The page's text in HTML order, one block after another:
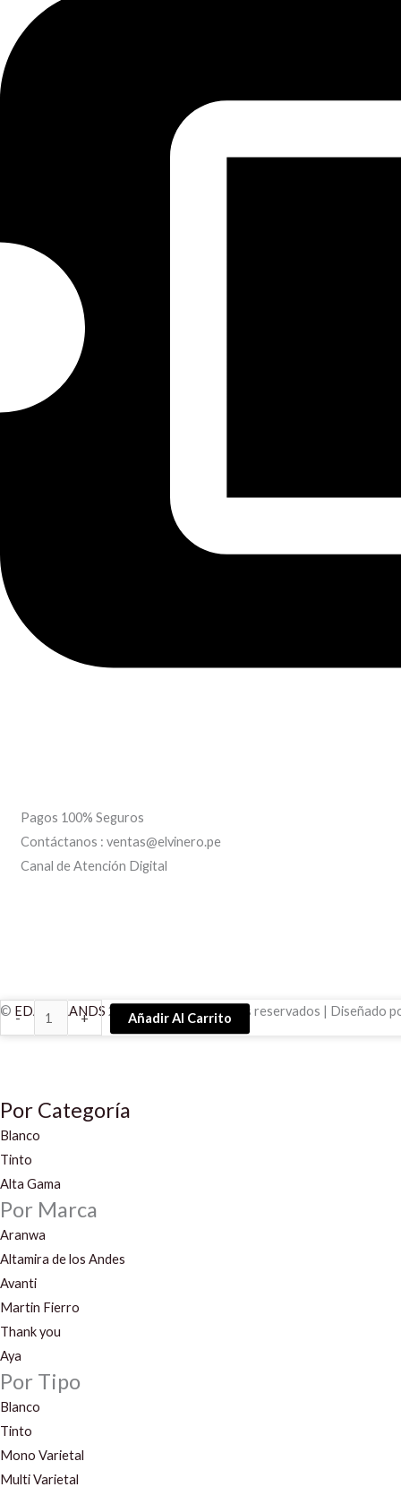
Pagos 100% Seguros
Contáctanos : ventas@elvinero.pe
Canal de Atención Digital
© EDAL BRANDS 2022 todos los derechos reservados | Diseñado
-
Avanti
Malbec
+ Añadir Al Carrito
Por Categoría
Blanco
Tinto
Alta Gama
Por Marca
Aranwa
Altamira de los Andes
Avanti
Martin Fierro
Thank you
Aya
Por Tipo
Blanco
Tinto
Mono Varietal
Multi Varietal